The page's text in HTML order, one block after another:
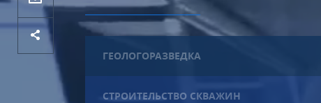
ГЕОЛОГОРАЗВЕДКА
СТРОИТЕЛЬСТВО СКВАЖИН